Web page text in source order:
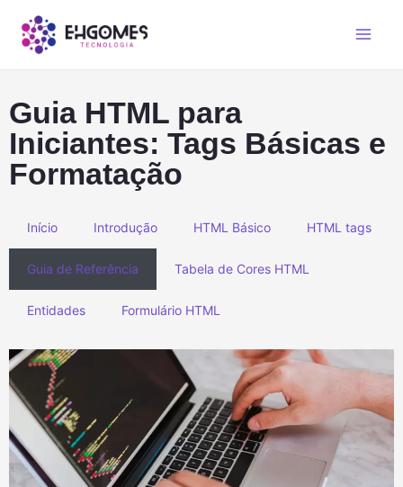
Guia HTML para
Iniciantes: Tags Básicas e
Formatação
Início Introdução HTML Básico HTML tags
Guia de Referência Tabela de Cores HTML
Entidades Formulário HTML